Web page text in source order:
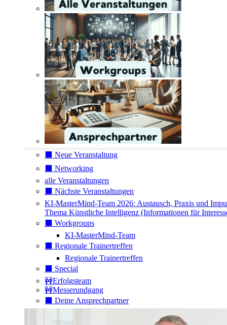
⬛️ Neue Veranstaltung
⬛️ Networking
alle Veranstaltungen
⬛️ Nächste Veranstaltungen
KI-MasterMind-Team 2026: Austausch, Praxis und
Thema Künstliche Intelligenz (Informationen für
⬛️ Workgroups
KI-MasterMind-Team
⬛️ Regionale Trainertreffen
Regionale Trainertreffen
⬛️ Special
🚧Erfolgsteam
🚧Messerundgang
⬛️ Deine Ansprechpartner